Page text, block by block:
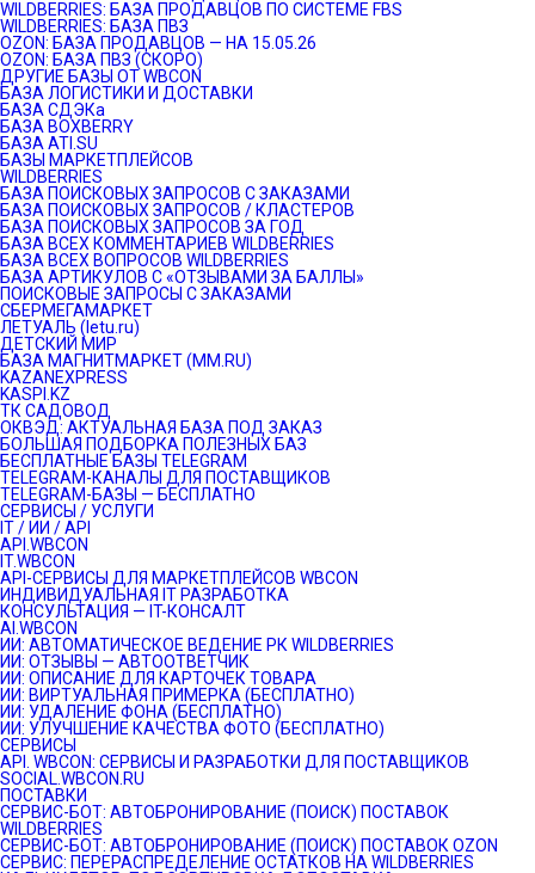
WILDBERRIES: БАЗА ПРОДАВЦОВ ПО СИСТЕМЕ FBS
WILDBERRIES: БАЗА ПВЗ
OZON: БАЗА ПРОДАВЦОВ — НА 15.05.26
OZON: БАЗА ПВЗ (СКОРО)
ДРУГИЕ БАЗЫ ОТ WBCON
БАЗА ЛОГИСТИКИ И ДОСТАВКИ
БАЗА СДЭКа
БАЗА BOXBERRY
БАЗА ATI.SU
БАЗЫ МАРКЕТПЛЕЙСОВ
WILDBERRIES
БАЗА ПОИСКОВЫХ ЗАПРОСОВ С ЗАКАЗАМИ
БАЗА ПОИСКОВЫХ ЗАПРОСОВ / КЛАСТЕРОВ
БАЗА ПОИСКОВЫХ ЗАПРОСОВ ЗА ГОД
БАЗА ВСЕХ КОММЕНТАРИЕВ WILDBERRIES
БАЗА ВСЕХ ВОПРОСОВ WILDBERRIES
БАЗА АРТИКУЛОВ С «ОТЗЫВАМИ ЗА БАЛЛЫ»
ПОИСКОВЫЕ ЗАПРОСЫ С ЗАКАЗАМИ
СБЕРМЕГАМАРКЕТ
ЛЕТУАЛЬ (letu.ru)
ДЕТСКИЙ МИР
БАЗА МАГНИТМАРКЕТ (MM.RU)
KAZANEXPRESS
KASPI.KZ
ТК САДОВОД
ОКВЭД: АКТУАЛЬНАЯ БАЗА ПОД ЗАКАЗ
БОЛЬШАЯ ПОДБОРКА ПОЛЕЗНЫХ БАЗ
БЕСПЛАТНЫЕ БАЗЫ TELEGRAM
TELEGRAM-КАНАЛЫ ДЛЯ ПОСТАВЩИКОВ
TELEGRAM-БАЗЫ — БЕСПЛАТНО
СЕРВИСЫ / УСЛУГИ
IT / ИИ / API
API.WBCON
IT.WBCON
API-СЕРВИСЫ ДЛЯ МАРКЕТПЛЕЙСОВ WBCON
ИНДИВИДУАЛЬНАЯ IT РАЗРАБОТКА
КОНСУЛЬТАЦИЯ — IT-КОНСАЛТ
AI.WBCON
ИИ: АВТОМАТИЧЕСКОЕ ВЕДЕНИЕ РК WILDBERRIES
ИИ: ОТЗЫВЫ — АВТООТВЕТЧИК
ИИ: ОПИСАНИЕ ДЛЯ КАРТОЧЕК ТОВАРА
ИИ: ВИРТУАЛЬНАЯ ПРИМЕРКА (БЕСПЛАТНО)
ИИ: УДАЛЕНИЕ ФОНА (БЕСПЛАТНО)
ИИ: УЛУЧШЕНИЕ КАЧЕСТВА ФОТО (БЕСПЛАТНО)
СЕРВИСЫ
API. WBCON: СЕРВИСЫ И РАЗРАБОТКИ ДЛЯ ПОСТАВЩИКОВ
SOCIAL.WBCON.RU
ПОСТАВКИ
CЕРВИС-БОТ: АВТОБРОНИРОВАНИЕ (ПОИСК) ПОСТАВОК
WILDBERRIES
СЕРВИС-БОТ: АВТОБРОНИРОВАНИЕ (ПОИСК) ПОСТАВОК OZON
СЕРВИС: ПЕРЕРАСПРЕДЕЛЕНИЕ ОСТАТКОВ НА WILDBERRIES